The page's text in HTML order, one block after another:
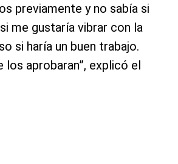
previamente y no sabía si
me gustaría vibrar con la
si haría un buen trabajo.
los aprobaran”, explicó el